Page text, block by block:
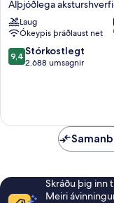
Resort
-
Surfside
Inn
and
Alþjóðlega
Laug
Ókeypis þráðlaust net
9.4
af
9,4 Stórkostlegt
2.688 umsagnir
Skráðu þig inn
Meiri